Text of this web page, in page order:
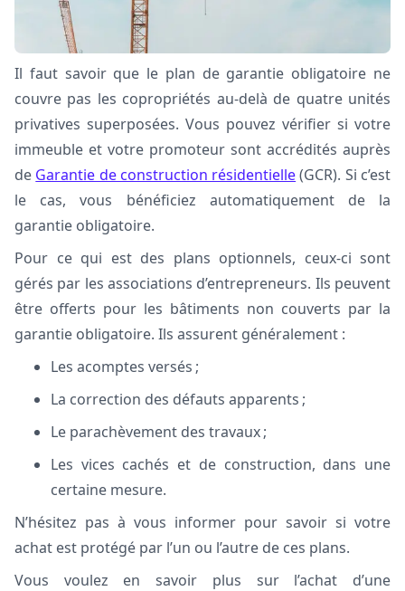
Il faut savoir que le plan de garantie obligatoire ne
couvre pas les copropriétés au-delà de quatre unités
privatives superposées. Vous pouvez vérifier si votre
immeuble et votre promoteur sont accrédités auprès
de Garantie de construction résidentielle(GCR). Si c’est
le cas, vous bénéficiez automatiquement de la
garantie obligatoire.
Pour ce qui est des plans optionnels, ceux-ci sont
gérés par les associations d’entrepreneurs. Ils peuvent
être offerts pour les bâtiments non couverts par la
garantie obligatoire. Ils assurent généralement :
Les acomptes versés ;
La correction des défauts apparents ;
Le parachèvement des travaux ;
Les vices cachés et de construction, dans une
certaine mesure.
N’hésitez pas à vous informer pour savoir si votre
achat est protégé par l’un ou l’autre de ces plans.
Vous voulez en savoir plus sur l’achat d’une